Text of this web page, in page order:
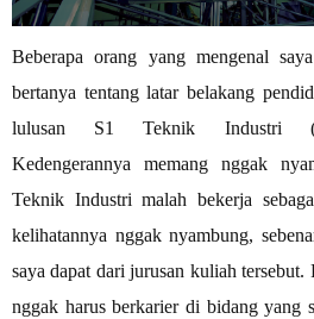
Beberapa orang yang mengenal
bertanya tentang latar belakang
lulusan S1 Teknik Industri
Kedengerannya memang nggak
Teknik Industri malah bekerja
kelihatannya nggak nyambung,
saya dapat dari jurusan kuliah tersebut.
nggak harus berkarier di bidang yang